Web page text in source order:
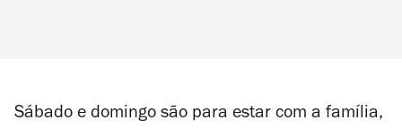
Sábado e domingo são para estar com a família,